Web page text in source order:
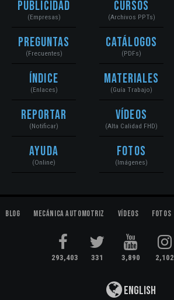
Publicidad
(Empresas)
Preguntas
(Frecuentes)
Índice
(Enlaces)
Reportar
(Notificar)
Ayuda
(Online)
Cursos
(Archivos PPTs)
Catálogos
(PDFs)
Materiales
(Guía Trabajo)
Vídeos
(Alta Calidad FHD)
Fotos
(Imágenes)
Blog Mecánica Automotriz Vídeos Fotos
293,403 331 3,890 2,102
English